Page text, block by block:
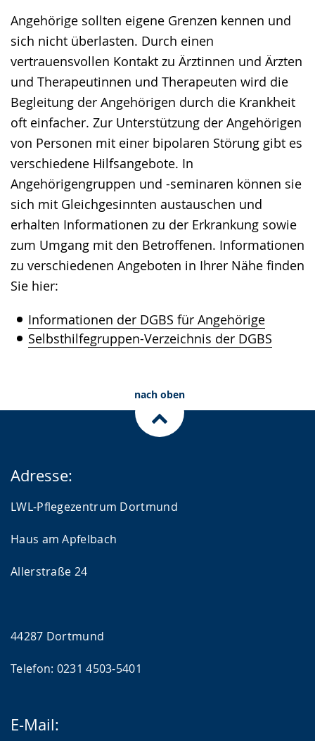
Angehörige sollten eigene Grenzen kennen und
sich nicht überlasten. Durch einen
vertrauensvollen Kontakt zu Ärztinnen und Ärzten
und Therapeutinnen und Therapeuten wird die
Begleitung der Angehörigen durch die Krankheit
oft einfacher. Zur Unterstützung der Angehörigen
von Personen mit einer bipolaren Störung gibt es
verschiedene Hilfsangebote. In
Angehörigengruppen und -seminaren können sie
sich mit Gleichgesinnten austauschen und
erhalten Informationen zu der Erkrankung sowie
zum Umgang mit den Betroffenen. Informationen
zu verschiedenen Angeboten in Ihrer Nähe finden
Sie hier:
Informationen der DGBS für Angehörige
Selbsthilfegruppen-Verzeichnis der DGBS
nach oben
Adresse:
LWL-Pflegezentrum Dortmund
Haus am Apfelbach
Allerstraße 24
44287 Dortmund
Telefon: 0231 4503-5401
E-Mail: